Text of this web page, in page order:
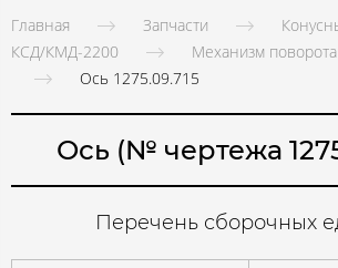
Главная Запчасти
КСД/КМД-2200
Механизм
Ось 1275.09.715
Ось (№ чертежа
Перечень сборочных